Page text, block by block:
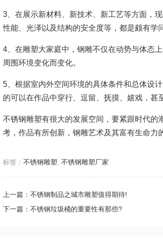
3、在展示新材料、新技术、新工艺等方面，
性能、光泽以及结构的安全度等，都是颇有学
4、在雕塑大家庭中，钢雕不仅在动势与体态
周围环境变化而变化。
5、根据室内外空间环境的具体条件和总体设
的可以在作品中穿行、逗留、抚摸、嬉戏，甚
不锈钢雕塑有很大的发展空间，要紧跟时代的
考，作品有所创新，钢雕艺术及其富有生命力
标签： 不锈钢雕塑 不锈钢雕塑厂家
上一篇：不锈钢制品之城市雕塑值得期待!
下一篇：不锈钢垃圾桶的重要性有那些?